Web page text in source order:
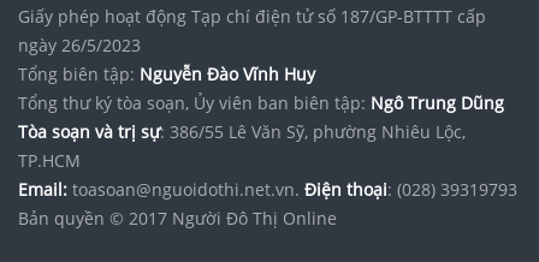
Giấy phép hoạt động Tạp chí điện tử số 187/GP-BTTTT cấp
ngày 26/5/2023
Tổng biên tập: Nguyễn Đào Vĩnh Huy
Tổng thư ký tòa soạn, Ủy viên ban biên tập: Ngô Trung Dũng
Tòa soạn và trị sự: 386/55 Lê Văn Sỹ, phường Nhiêu Lộc,
TP.HCM
Email: toasoan@nguoidothi.net.vn. Điện thoại: (028) 39319793
Bản quyền © 2017 Người Đô Thị Online